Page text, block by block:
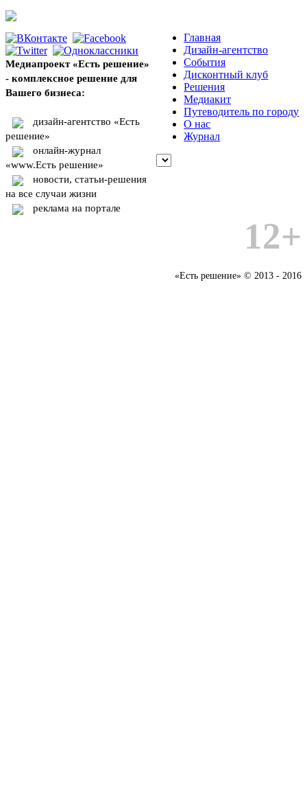
Медиапроект «Есть решение»
- комплексное решение для
Вашего бизнеса:
дизайн-агентство «Есть
решение»
онлайн-журнал
«www.Есть решение»
новости, статьи-решения
на все случаи жизни
реклама на портале
Главная
Дизайн-агентство
События
Дисконтный клуб
Решения
Медиакит
Путеводитель по городу
О нас
Журнал
12+
«Есть решение» © 2013 - 2016